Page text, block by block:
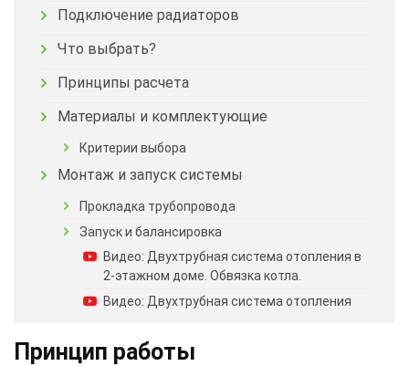
Подключение радиаторов
Что выбрать?
Принципы расчета
Материалы и комплектующие
Критерии выбора
Монтаж и запуск системы
Прокладка трубопровода
Запуск и балансировка
Видео: Двухтрубная система отопления в
2-этажном доме. Обвязка котла.
Видео: Двухтрубная система отопления
Принцип работы